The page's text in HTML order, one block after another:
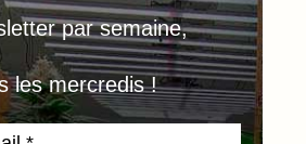
par semaine,
les mercredis !